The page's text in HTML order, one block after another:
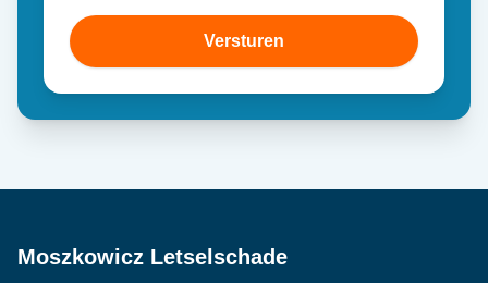
Versturen
Moszkowicz Letselschade